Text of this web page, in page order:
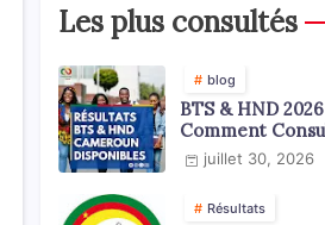
Les plus consultés
blog
BTS & HND
Comment
Résultats ?
juillet 30, 2026
Résultats